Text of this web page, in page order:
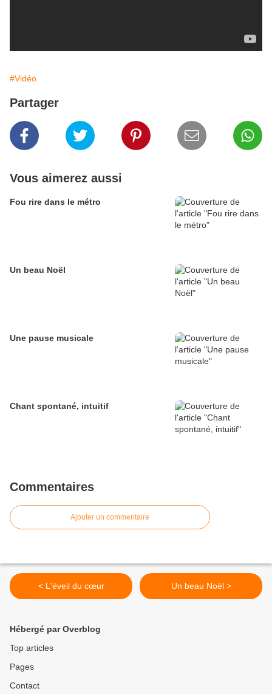
#Vidéo
Partager
Vous aimerez aussi
Fou rire dans le métro
Un beau Noël
Une pause musicale
Chant spontané, intuitif
Commentaires
Ajouter un commentaire
< L'éveil du cœur Un beau Noël >
Hébergé par Overblog
Top articles
Pages
Contact